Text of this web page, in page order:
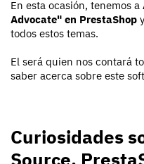
En esta ocasión, tenemos a
Advocate" en PrestaShop
todos estos temas.
El será quien nos contará
saber acerca sobre este
Curiosidades
Source,